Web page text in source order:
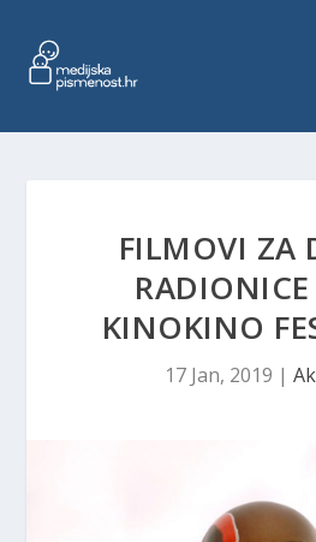
FILMOVI ZA
KINOKINO
17 Jan, 2019 |